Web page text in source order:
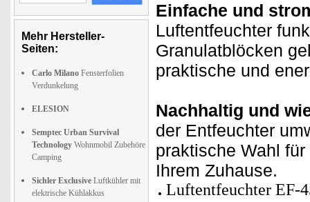
Mehr Hersteller-
Seiten:
Carlo Milano Fensterfolien
Verdunkelung
ELESION
Semptec Urban Survival
Technology Wohnmobil Zubehöre
Camping
Sichler Exclusive Luftkühler mit
elektrische Kühlakkus
Einfache und
Luftentfeuchter
Granulatblöcken
praktische und
Nachhaltig und
der Entfeuchter
praktische Wahl
Ihrem Zuhause.
Luftentfeuchter EF-